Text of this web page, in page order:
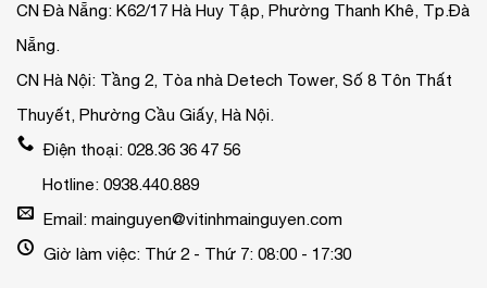
CN Đà Nẵng: K62/17 Hà Huy Tập, Phường Thanh Khê, Tp.Đà
Nẵng.
CN Hà Nội: Tầng 2, Tòa nhà Detech Tower, Số 8 Tôn Thất
Thuyết, Phường Cầu Giấy, Hà Nội.
Điện thoại: 028.36 36 47 56
Hotline: 0938.440.889
Email: mainguyen@vitinhmainguyen.com
Giờ làm việc: Thứ 2 - Thứ 7: 08:00 - 17:30